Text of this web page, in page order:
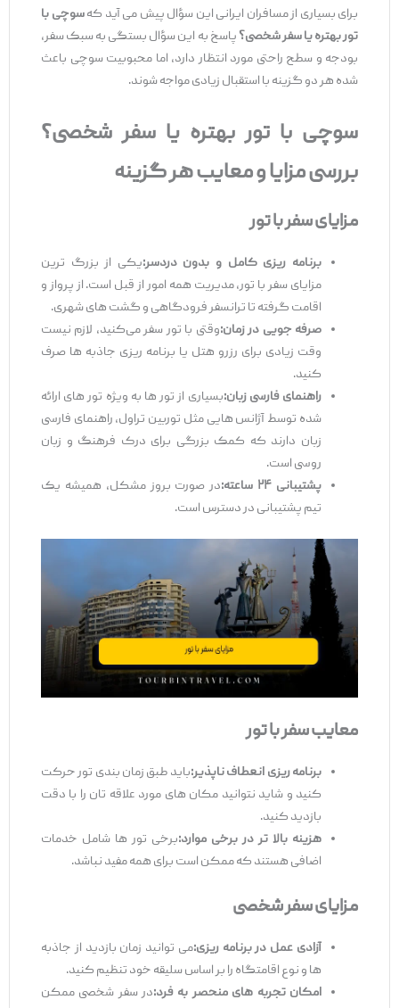
برای بسیاری از مسافران ایرانی این سؤال پیش می ‌آید کهسوچی با
تور بهتره یا سفر شخصی؟پاسخ به این سؤال بستگی به سبک سفر،
بودجه و سطح راحتی مورد انتظار دارد، اما محبوبیت سوچی باعث
شده هر دو گزینه با استقبال زیادی مواجه شوند.
سوچی با تور بهتره یا سفر شخصی؟
بررسی مزایا و معایب هر گزینه
مزایای سفر با تور
برنامه‌ ریزی کامل و بدون دردسر:یکی از بزرگ ‌ترین
مزایای سفر با تور، مدیریت همه امور از قبل است. از پرواز و
اقامت گرفته تا ترانسفر فرودگاهی و گشت ‌های شهری.
صرفه ‌جویی در زمان:وقتی با تور سفر می‌کنید، لازم نیست
وقت زیادی برای رزرو هتل یا برنامه ‌ریزی جاذبه ‌ها صرف
کنید.
راهنمای فارسی‌ زبان:بسیاری از تور ها به ‌ویژه تور های ارائه
‌شده توسط آژانس ‌هایی مثل توربین تراول، راهنمای فارسی
‌زبان دارند که کمک بزرگی برای درک فرهنگ و زبان
روسی است.
پشتیبانی ۲۴ ساعته:
در صورت بروز مشکل، همیشه یک
تیم پشتیبانی در دسترس است.
معایب سفر با تور
برنامه‌ ریزی انعطاف ‌ناپذیر:باید طبق زمان ‌بندی تور حرکت
کنید و شاید نتوانید مکان ‌های مورد علاقه‌ تان را با دقت
بازدید کنید.
هزینه بالا تر در برخی موارد:برخی تور ها شامل خدمات
اضافی هستند که ممکن است برای همه مفید نباشد.
مزایای سفر شخصی
آزادی عمل در برنامه ‌ریزی:می ‌توانید زمان بازدید از جاذبه
‌ها و نوع اقامتگاه را بر اساس سلیقه خود تنظیم کنید.
امکان تجربه ‌های منحصر به‌ فرد:در سفر شخصی ممکن